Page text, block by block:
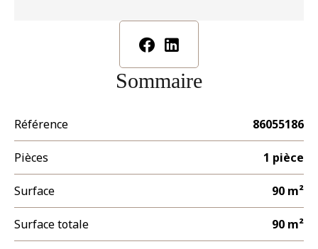
Sommaire
Référence 86055186
Pièces 1 pièce
Surface 90 m²
Surface totale 90 m²